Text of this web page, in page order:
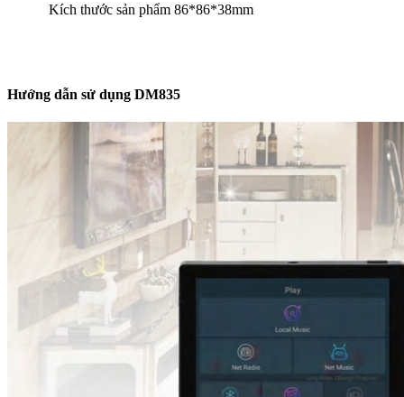
Kích thước sản phẩm 86*86*38mm
Hướng dẫn sử dụng DM835